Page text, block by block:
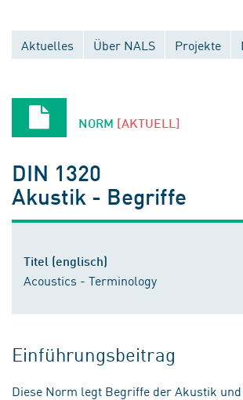
Aktuelles Über NALS Projekte
NORM [AKTUELL]
DIN 1320
Akustik - Begriffe
Titel (englisch)
Acoustics - Terminology
Einführungsbeitrag
Diese Norm legt Begriffe der Akustik